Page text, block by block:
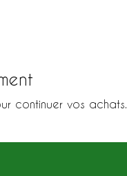
continuer vos achats.